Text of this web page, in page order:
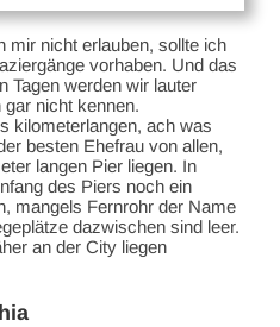
mir nicht erlauben, sollte ich
vorhaben. Und das
Tagen werden wir lauter
nicht kennen.
kilometerlangen, ach was
besten Ehefrau von allen,
langen Pier liegen. In
des Piers noch ein
mangels Fernrohr der Name
dazwischen sind leer.
an der City liegen